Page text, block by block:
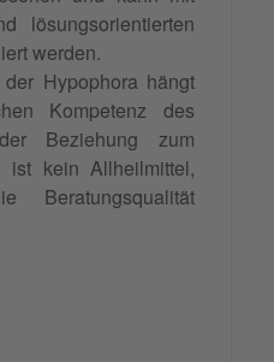
lösungsorientierten
werden.
Hypophora hängt
Kompetenz des
Beziehung zum
kein Allheilmittel,